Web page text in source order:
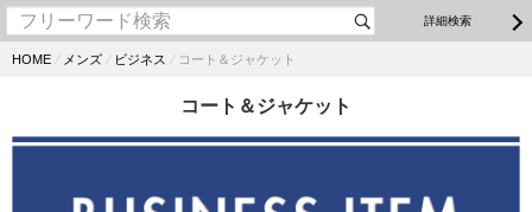
詳細検索
HOME ⁄ メンズ ⁄ ビジネス ⁄ コート＆ジャケット
コート＆ジャケット